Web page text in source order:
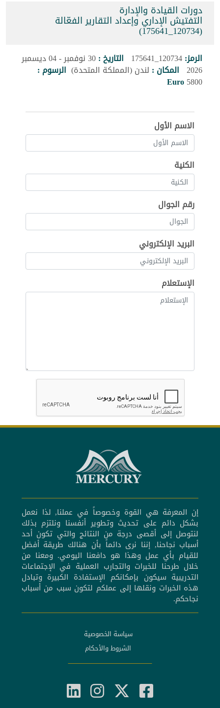
دورات القيادة والإدارة
التفتيش الإداري وإعداد التقارير الفعّالة
(120734_175641)
الرمز:120734_175641 التاريخ : 30 نوفمبر - 04 ديسمبر
2026 المكان : لندن (المملكة المتحدة) الرسوم :
5800
Euro
الاسم الأول
الكنية
رقم الجوال
البريد الإلكتروني
الإستعلام
إن المعرفة هي القوة وخصوصاً في عملنا, لذا نعمل
بشكل دائم على تحديث وتطوير أنفسنا ونلتزم بذلك
لنتوصل إلى أقصى درجة من النتائج والتي تكون أحد
أسباب نجاحنا, إننا نرى دائماً بأن هنالك طريقة أفضل
للقيام بأي عمل وهذا هو دافعنا اليومي. ومعنا من
خلال طرحنا للخبرات والتجارب العملية في الإجتماعات
التدريبية سيكون بإمكانكم الإستفادة الكبيرة وتبادل
هذه الخبرات ونقلها إلى عملكم لتكون سبب من أسباب
نجاحكم.
سياسة الخصوصية
الشروط والأحكام